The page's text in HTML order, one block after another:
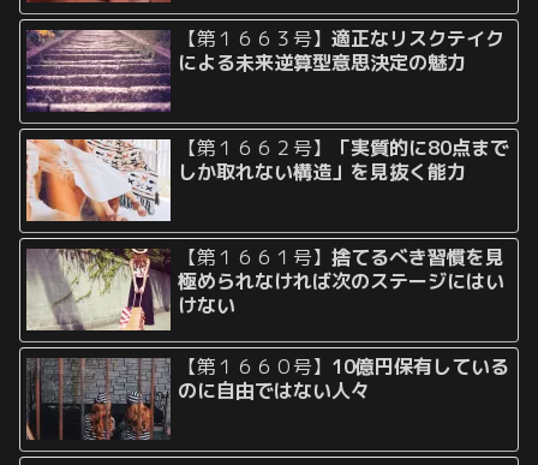
【第１６６３号】適正なリスクテイク
による未来逆算型意思決定の魅力
【第１６６２号】
「実質的に80点まで
しか取れない構造」を見抜く能力
【第１６６１号】捨てるべき習慣を見
極められなければ次のステージにはい
けない
【第１６６０号】 10億円保有している
のに自由ではない人々